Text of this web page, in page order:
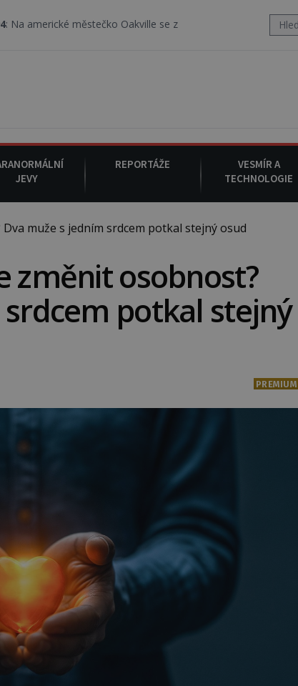
městečko Oakville se z nebe snáší podivná rosolovitá látka
JEVY
REPORTÁŽE
VESMÍR A
TECHNOLOGIE
muže s jedním srdcem potkal stejný osud
změnit osobnost?
potkal stejný
PREMIUM